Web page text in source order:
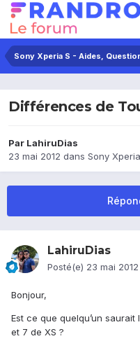
Sony Xperia S - Aides,
Différences de
Par LahiruDias
23 mai 2012 dans Sony
LahiruDias
Posté(e) 23 mai 2012
Bonjour,
Est ce que quelqu’un
et 7 de XS ?